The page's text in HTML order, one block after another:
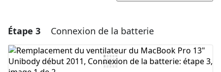
Ajouter un commentaire
Ajouter un commentaire
Étape 3 Connexion de la batterie